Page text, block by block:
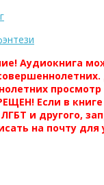
Аудиокнига
просмотр
Если в
и другого,
на почту